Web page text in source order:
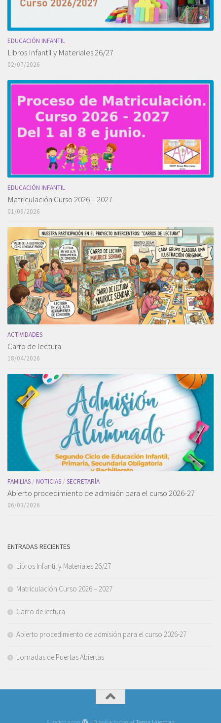
EDUCACIÓN INFANTIL
Libros Infantil y Materiales 26/27
02/07/2026
EDUCACIÓN INFANTIL
Matriculación Curso 2026 – 2027
01/06/2026
ACTIVIDADES
Carro de lectura
18/04/2026
FAMILIAS / NOTICIAS / SECRETARÍA
Abierto procedimiento de admisión para el curso 2026-27
06/03/2026
ENTRADAS RECIENTES
Libros Infantil y Materiales 26/27
Matriculación Curso 2026 – 2027
Carro de lectura
Abierto procedimiento de admisión para el curso 2026-27
Jornadas de Puertas Abiertas